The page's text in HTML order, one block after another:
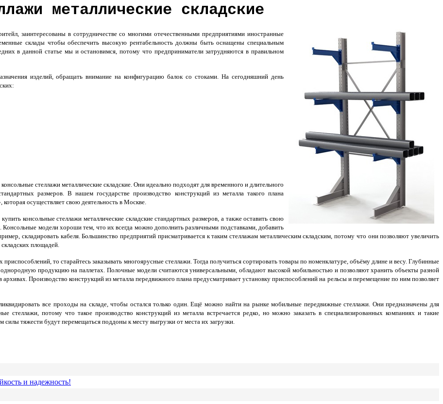
металлические складские
заинтересованы в сотрудничестве со многими отечественными предприятиями иностранные
склады чтобы обеспечить высокую рентабельность должны быть оснащены специальным
в данной статье мы и остановимся, потому что предприниматели затрудняются в правильном
изделий, обращать внимание на конфигурацию балок со стоками. На сегодняшний день
стеллажи металлические складские. Они идеально подходят для временного и длительного
размеров. В нашем государстве производство конструкций из металла такого плана
осуществляет свою деятельность в Москве.
консольные стеллажи металлические складские стандартных размеров, а также оставить свою
Консольные модели хороши тем, что их всегда можно дополнить различными подставками, добавить
складировать кабеля. Большинство предприятий присматривается к таким стеллажам металлическим складским, потому что они позволяют увеличить
площадей.
приспособлений, то старайтесь заказывать многоярусные стеллажи. Тогда получиться сортировать товары по номенклатуре, объёму длине и весу. Глубинные
продукцию на паллетах. Полочные модели считаются универсальными, обладают высокой мобильностью и позволяют хранить объекты разной
Производство конструкций из металла передвижного плана предусматривает установку приспособлений на рельсы и перемещение по ним позволяет
все проходы на складе, чтобы остался только один. Ещё можно найти на рынке мобильные передвижные стеллажи. Они предназначены для
потому что такое производство конструкций из металла встречается редко, но можно заказать в специализированных компаниях и такие
тяжести будут перемещаться поддоны к месту выгрузки от места их загрузки.
и надежность!